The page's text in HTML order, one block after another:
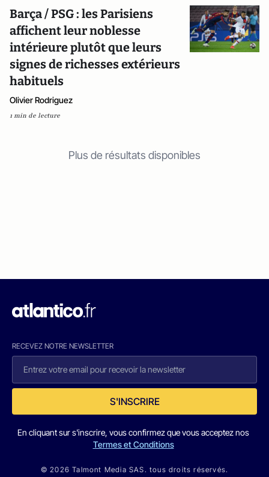
Barça / PSG : les Parisiens
affichent leur noblesse
intérieure plutôt que leurs
signes de richesses extérieurs
habituels
Olivier Rodriguez
1 min de lecture
Plus de résultats disponibles
RECEVEZ NOTRE NEWSLETTER
S'INSCRIRE
En cliquant sur s'inscrire, vous confirmez que vous acceptez nos
Termes et Conditions
© 2026 Talmont Media SAS. tous droits réservés.